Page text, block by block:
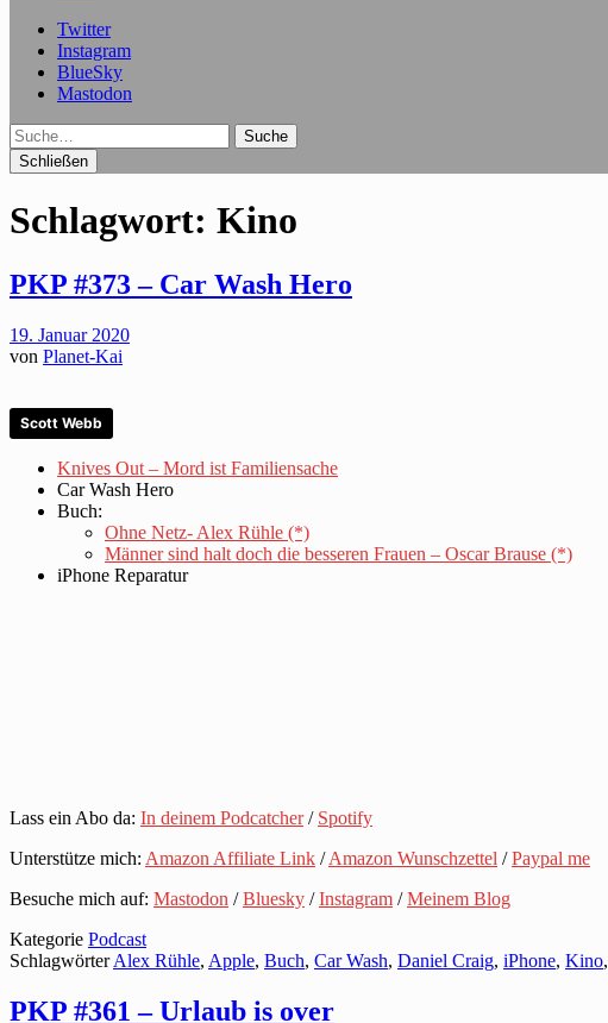
Twitter
Instagram
BlueSky
Mastodon
Suche
Schließen
Schlagwort: Kino
PKP #373 – Car Wash Hero
19. Januar 2020
von Planet-Kai
Scott Webb
Knives Out – Mord ist Familiensache
Car Wash Hero
Buch:
Ohne Netz- Alex Rühle (*)
Männer sind halt doch die besseren Frauen – Oscar Brause (*)
iPhone Reparatur
Lass ein Abo da: In deinem Podcatcher/ Spotify
Unterstütze mich: Amazon Affiliate Link /Amazon Wunschzettel /Paypal me
Besuche mich auf: Mastodon /Bluesky /Instagram /Meinem Blog
Kategorie Podcast
SchlagwörterAlex Rühle, Apple, Buch, Car Wash, Daniel Craig, iPhone, Kino,
PKP #361 – Urlaub is over